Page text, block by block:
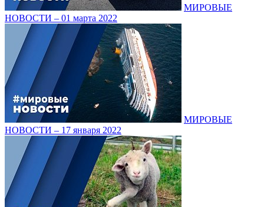
МИРОВЫЕ
НОВОСТИ – 01 марта 2022
МИРОВЫЕ
НОВОСТИ – 17 января 2022